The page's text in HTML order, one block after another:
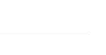
Fußgängerbrücke über